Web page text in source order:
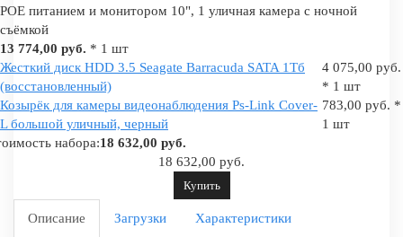
POE питанием и монитором 10", 1 уличная камера с ночной
съёмкой
13 774,00 руб. * 1 шт
Жесткий диск HDD 3.5 Seagate Barracuda SATA 1Tб
(восстановленный)
4 075,00 руб.
* 1 шт
Козырёк для камеры видеонаблюдения Ps-Link Cover-
L большой уличный, черный
783,00 руб. *
1 шт
набора:18 632,00 руб.
18 632,00 руб.
Купить
Описание Загрузки Характеристики